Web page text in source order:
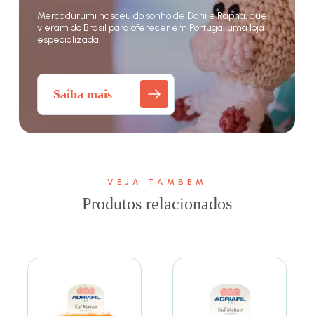
Mercadurumi nasceu do sonho de Dani e Rapha, que
vieram do Brasil para oferecer em Portugal uma loja
especializada.
Saiba mais
VEJA TAMBÉM
Produtos relacionados